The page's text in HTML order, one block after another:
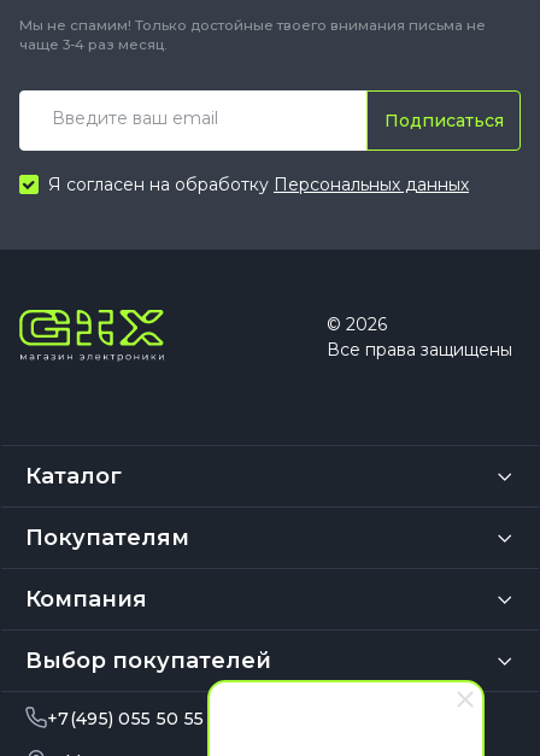
Мы не спамим! Только достойные твоего внимания письма не
чаще 3-4 раз месяц.
Подписаться
Я согласен на обработку Персональных данных
© 2026
Все права защищены
Каталог
Покупателям
Компания
Выбор покупателей
+7(495) 055 50 55